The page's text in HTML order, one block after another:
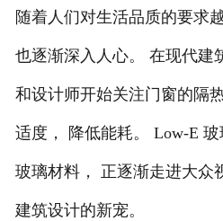
随着人们对生活品质的要求
也逐渐深入人心。 在现代建
和设计师开始关注门窗的隔
适度， 降低能耗。 Low-E
玻璃材料， 正逐渐走进大众
建筑设计的新宠。